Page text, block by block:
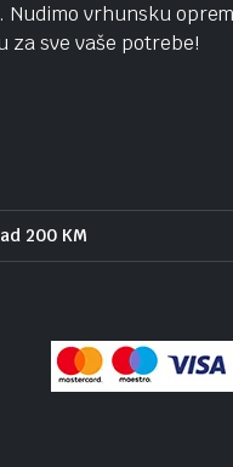
Nudimo vrhunsku
za sve vaše potrebe!
200 KM